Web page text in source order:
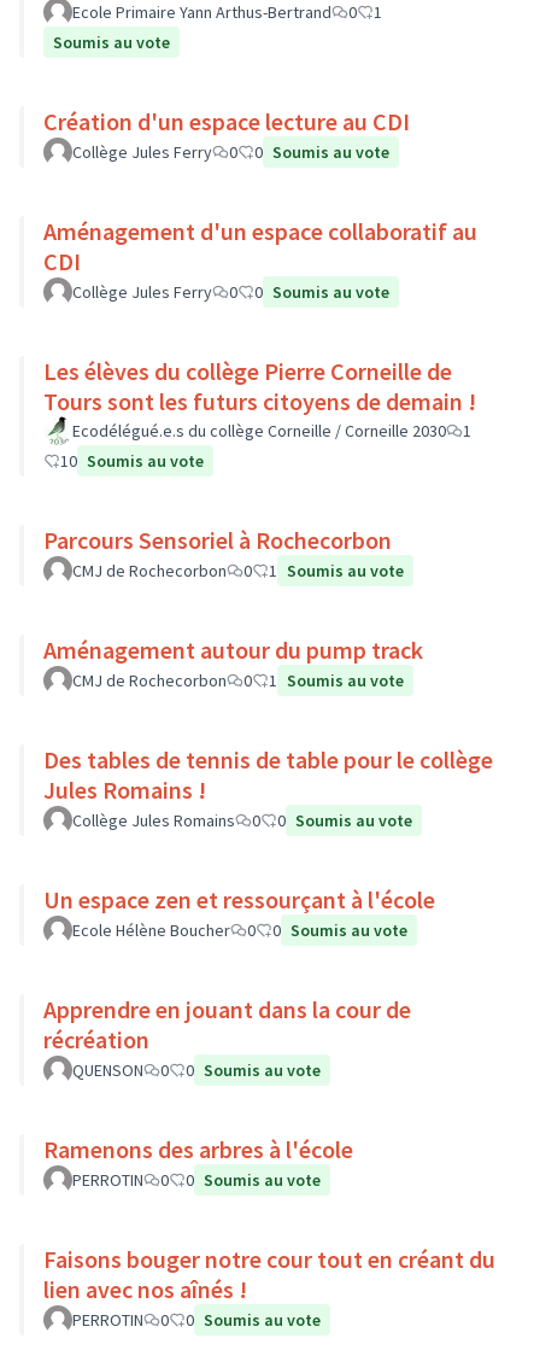
Ecole Primaire Yann Arthus-Bertrand 0
1
Soumis au vote
Création d'un espace lecture au CDI
Collège Jules Ferry 0 0 Soumis au vote
Aménagement d'un espace collaboratif au
CDI
Collège Jules Ferry 0 0 Soumis au vote
Les élèves du collège Pierre Corneille de
Tours sont les futurs citoyens de demain !
Ecodélégué.e.s du collège Corneille / Corneille 2030
1
10 Soumis au vote
Parcours Sensoriel à Rochecorbon
CMJ de Rochecorbon 0 1 Soumis au vote
Aménagement autour du pump track
CMJ de Rochecorbon 0 1 Soumis au vote
Des tables de tennis de table pour le collège
Jules Romains !
Collège Jules Romains 0 0 Soumis au vote
Un espace zen et ressourçant à l'école
Ecole Hélène Boucher 0 0 Soumis au vote
Apprendre en jouant dans la cour de
récréation
QUENSON 0 0 Soumis au vote
Ramenons des arbres à l'école
PERROTIN 0 0 Soumis au vote
Faisons bouger notre cour tout en créant du
lien avec nos aînés !
PERROTIN 0 0 Soumis au vote